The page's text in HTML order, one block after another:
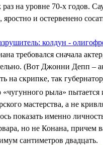
раз на уровне 70-х
и остервенено
колдун -
требовался сначала
(Вот Джонни Депп –
на скрипке, так
рыла» пытается
мастерства, а не
показать именно
но не Конана, причем
сантиметров двадцать.